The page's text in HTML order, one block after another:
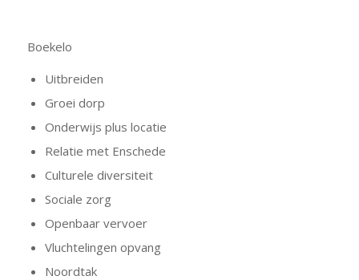
Boekelo
Uitbreiden
Groei dorp
Onderwijs plus locatie
Relatie met Enschede
Culturele diversiteit
Sociale zorg
Openbaar vervoer
Vluchtelingen opvang
Noordtak